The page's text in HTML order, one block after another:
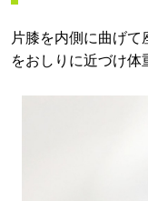
片膝を内側に曲げて
をおしりに近づけ体